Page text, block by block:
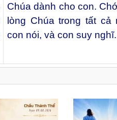
Chúa dành cho con.
lòng Chúa trong tất cả
con nói, và con suy nghĩ.